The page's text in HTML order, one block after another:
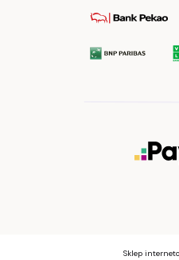
Sklep